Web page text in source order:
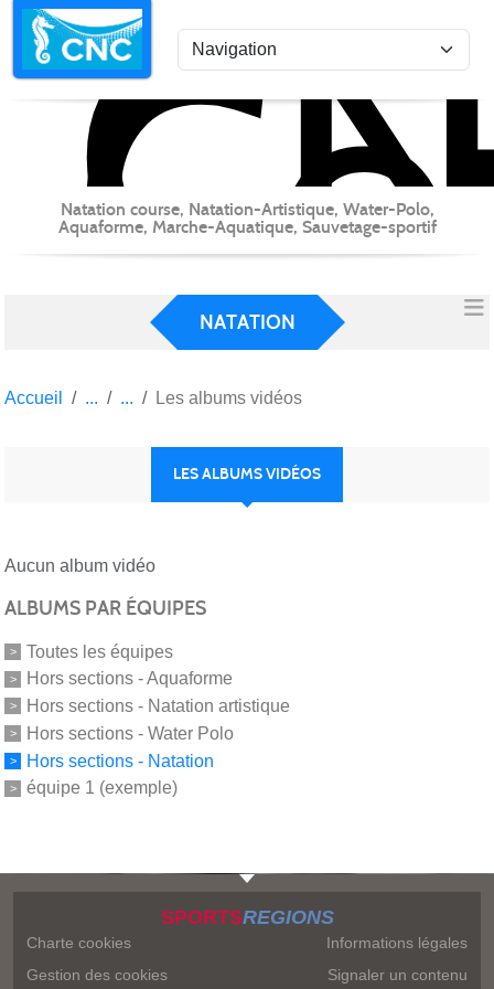
Natation course, Natation-Artistique, Water-Polo,
Aquaforme, Marche-Aquatique, Sauvetage-sportif
NATATION
Accueil Les albums vidéos
LES ALBUMS VIDÉOS
Aucun album vidéo
ALBUMS PAR ÉQUIPES
Toutes les équipes
Hors sections - Aquaforme
Hors sections - Natation artistique
Hors sections - Water Polo
Hors sections - Natation
équipe 1 (exemple)
SPORTSREGIONS
Charte cookies
Gestion des cookies
Informations légales
Signaler un contenu
Panneau de gestion des cookies